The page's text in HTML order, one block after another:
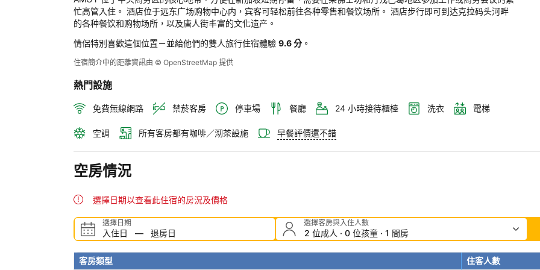
忙高管入住。 酒店位于远东广场购物中心内，宾客可轻松前往各种零售和餐饮场所。 酒店步行即可到达克拉码头河畔
的各种餐饮和购物场所，以及唐人街丰富的文化遗产。
情侶特別喜歡這個位置－並給他們的雙人旅行住宿體驗 9.6 分 。
住宿簡介中的距離資訊由 © OpenStreetMap 提供
熱門設施
免費無線網路 禁菸客房 停車場 餐廳 24 小時接待櫃檯 洗衣 電梯
空調 所有客房都有咖啡／沏茶設施 早餐評價還不錯
空房情況
選擇日期以查看此住宿的房況及價格
選擇日期
入住日 — 退房日
選擇客房與入住人數
2 位成人 · 0 位孩童 · 1 間房
客房類型 住客人數